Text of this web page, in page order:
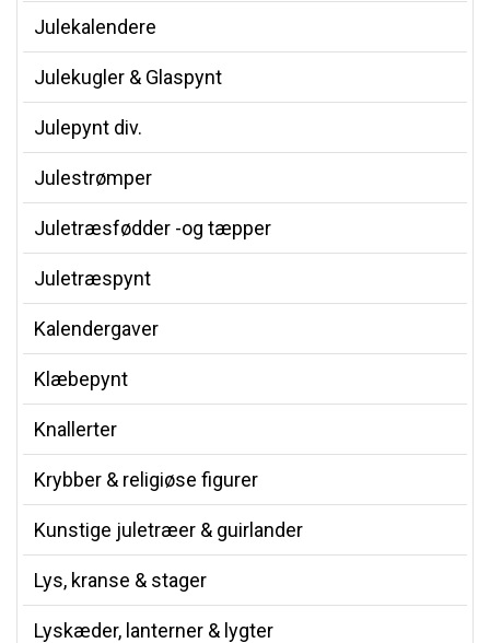
Julekalendere
Julekugler & Glaspynt
Julepynt div.
Julestrømper
Juletræsfødder -og tæpper
Juletræspynt
Kalendergaver
Klæbepynt
Knallerter
Krybber & religiøse figurer
Kunstige juletræer & guirlander
Lys, kranse & stager
Lyskæder, lanterner & lygter